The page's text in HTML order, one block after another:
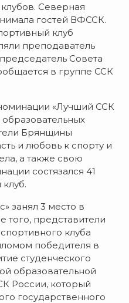
Северная
гостей ВФССК.
клуб
преподаватель
Совета
в группе ССК
«Лучший ССК
Брянщины
и любовь к спорту и
а также свою
состязался 41
занял 3 место в
того, представители
клуба
победителя в
студенческого
образовательной
России, который
государственного